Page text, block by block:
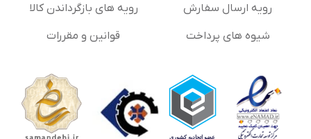
رویه ارسال سفارش
شیوه های پرداخت
رویه های بازگرداندن کالا
قوانین و مقررات